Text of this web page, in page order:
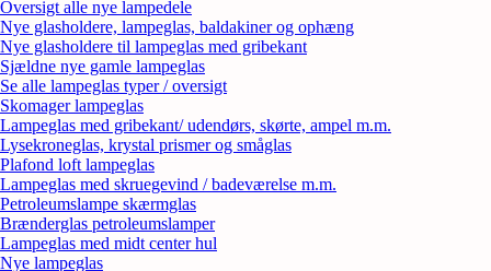
Oversigt alle nye lampedele
Nye glasholdere, lampeglas, baldakiner og ophæng
Nye glasholdere til lampeglas med gribekant
Sjældne nye gamle lampeglas
Se alle lampeglas typer / oversigt
Skomager lampeglas
Lampeglas med gribekant/ udendørs, skørte, ampel m.m.
Lysekroneglas, krystal prismer og småglas
Plafond loft lampeglas
Lampeglas med skruegevind / badeværelse m.m.
Petroleumslampe skærmglas
Brænderglas petroleumslamper
Lampeglas med midt center hul
Nye lampeglas